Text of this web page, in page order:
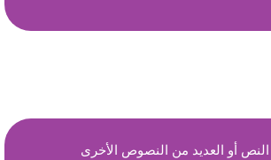
أو العديد من النصوص الأخرى